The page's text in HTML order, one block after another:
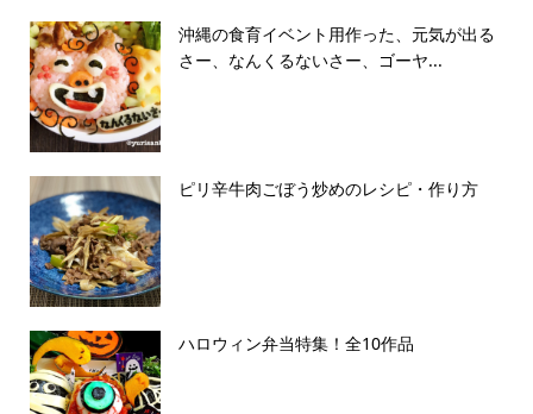
沖縄の食育イベント用作った、元気が出る
さー、なんくるないさー、ゴーヤ...
ピリ辛牛肉ごぼう炒めのレシピ・作り方
ハロウィン弁当特集！全10作品